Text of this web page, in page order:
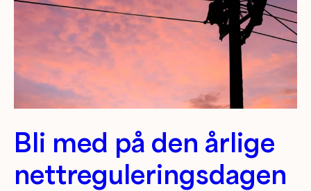
Bli med på den årlige
nettreguleringsdagen